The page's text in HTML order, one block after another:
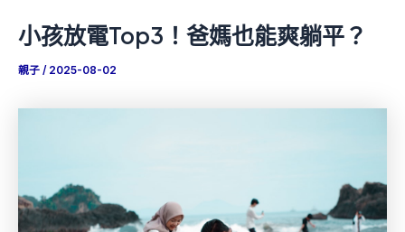
小孩放電Top3！爸媽也能爽躺平？
親子 / 2025-08-02